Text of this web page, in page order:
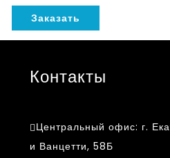
Заказать
Контакты
Центральный офис: г.
и Ванцетти, 58Б